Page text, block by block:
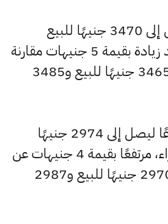
وارتفع سعر عيار 21 ليصل إلى 3470 جنيهًا للبيع
و3490 جنيهًا للشراء، بعد زيادة بقيمة 5 جنيهات مقارنة
بالسعر السابق الذي بلغ 3465 جنيهًا للبيع و3485
وسجل سعر عيار 18 ارتفاعًا ليصل إلى 2974 جنيهًا
للبيع و2991 جنيهًا للشراء، مرتفعًا بقيمة 4 جنيهات عن
السعر السابق الذي كان 2970 جنيهًا للبيع و2987